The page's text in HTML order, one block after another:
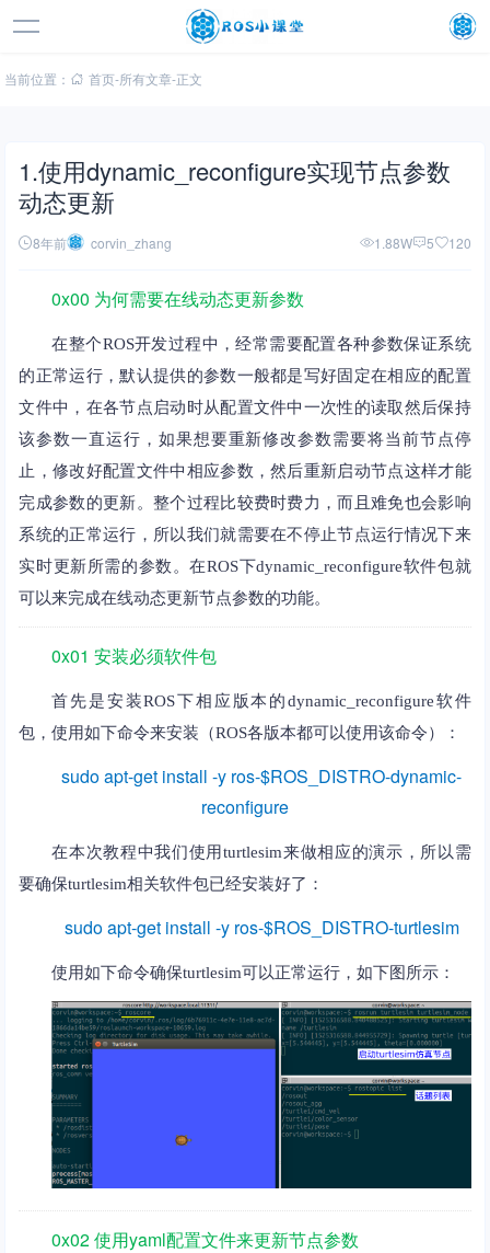
当前位置： 首页-所有文章-正文
1.使用dynamic_reconfigure实现节点参数
动态更新
8年前 corvin_zhang 1.88W 5 120
0x00 为何需要在线动态更新参数
在整个ROS开发过程中，经常需要配置各种参数保证系统
的正常运行，默认提供的参数一般都是写好固定在相应的配置
文件中，在各节点启动时从配置文件中一次性的读取然后保持
该参数一直运行，如果想要重新修改参数需要将当前节点停
止，修改好配置文件中相应参数，然后重新启动节点这样才能
完成参数的更新。整个过程比较费时费力，而且难免也会影响
系统的正常运行，所以我们就需要在不停止节点运行情况下来
实时更新所需的参数。在ROS下dynamic_reconfigure软件包就
可以来完成在线动态更新节点参数的功能。
0x01 安装必须软件包
首先是安装ROS下相应版本的dynamic_reconfigure软件
包，使用如下命令来安装（ROS各版本都可以使用该命令）：
sudo apt-get install -y ros-$ROS_DISTRO-dynamic-
reconfigure
在本次教程中我们使用turtlesim来做相应的演示，所以需
要确保turtlesim相关软件包已经安装好了：
sudo apt-get install -y ros-$ROS_DISTRO-turtlesim
使用如下命令确保turtlesim可以正常运行，如下图所示：
0x02 使用yaml配置文件来更新节点参数